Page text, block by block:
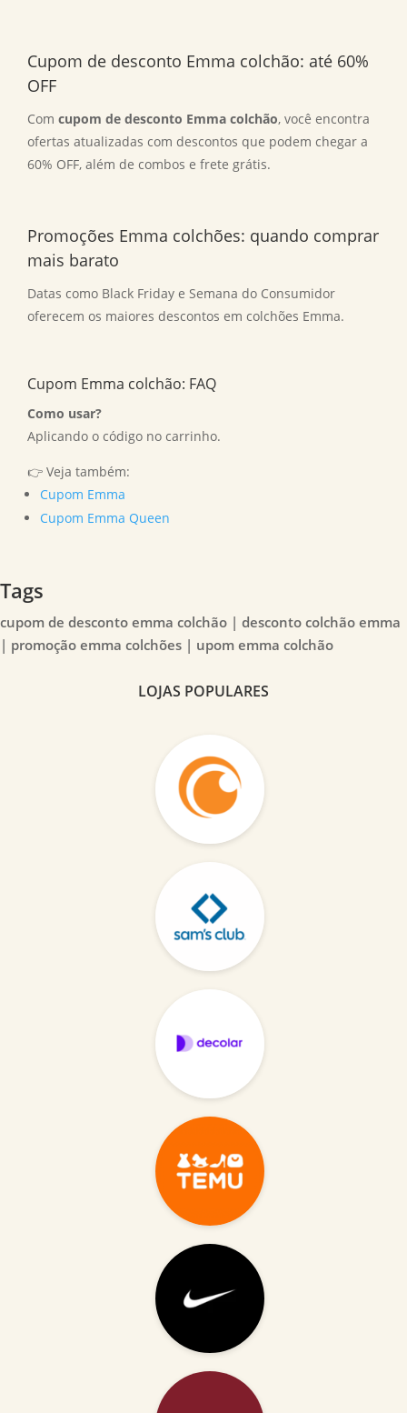
Cupom de desconto Emma colchão: até 60%
OFF
Com cupom de desconto Emma colchão, você encontra
ofertas atualizadas com descontos que podem chegar a
60% OFF, além de combos e frete grátis.
Promoções Emma colchões: quando comprar
mais barato
Datas como Black Friday e Semana do Consumidor
oferecem os maiores descontos em colchões Emma.
Cupom Emma colchão: FAQ
Como usar?
Aplicando o código no carrinho.
👉 Veja também:
Cupom Emma
Cupom Emma Queen
Tags
cupom de desconto emma colchão | desconto colchão emma
| promoção emma colchões | upom emma colchão
LOJAS POPULARES